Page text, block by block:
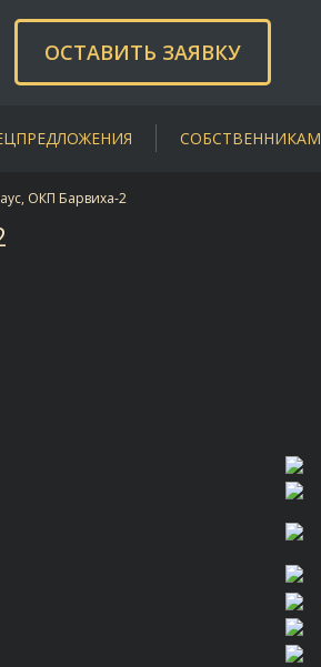
ОСТАВИТЬ ЗАЯВКУ
СОБСТВЕННИКАМ
ОКП Барвиха-2